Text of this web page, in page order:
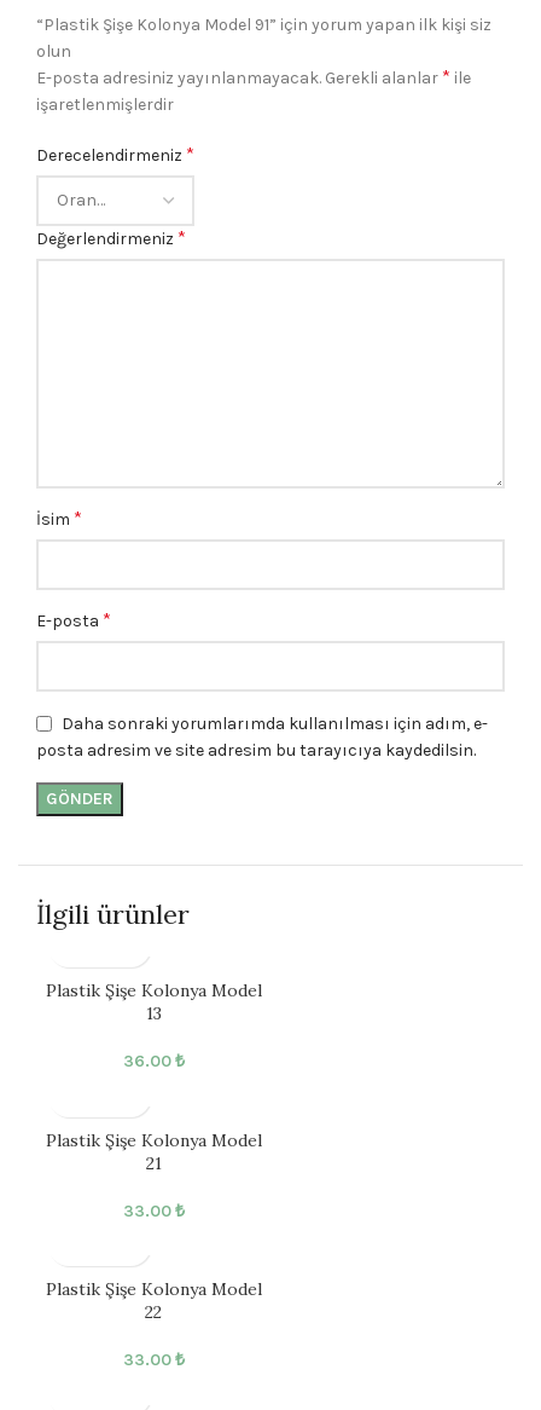
“Plastik Şişe Kolonya Model 91” için yorum yapan ilk kişi siz
olun
E-posta adresiniz yayınlanmayacak. Gerekli alanlar * ile
işaretlenmişlerdir
Derecelendirmeniz *
Değerlendirmeniz *
İsim *
E-posta *
Daha sonraki yorumlarımda kullanılması için adım, e-
posta adresim ve site adresim bu tarayıcıya kaydedilsin.
İlgili ürünler
Plastik Şişe Kolonya Model
13
36.00₺
Plastik Şişe Kolonya Model
21
33.00₺
Plastik Şişe Kolonya Model
22
33.00₺